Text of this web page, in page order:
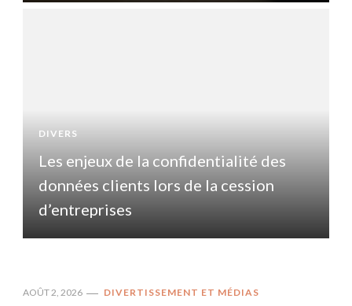
DIVERS
Les enjeux de la confidentialité des
données clients lors de la cession
d’entreprises
AOÛT 2, 2026 DIVERTISSEMENT ET MÉDIAS